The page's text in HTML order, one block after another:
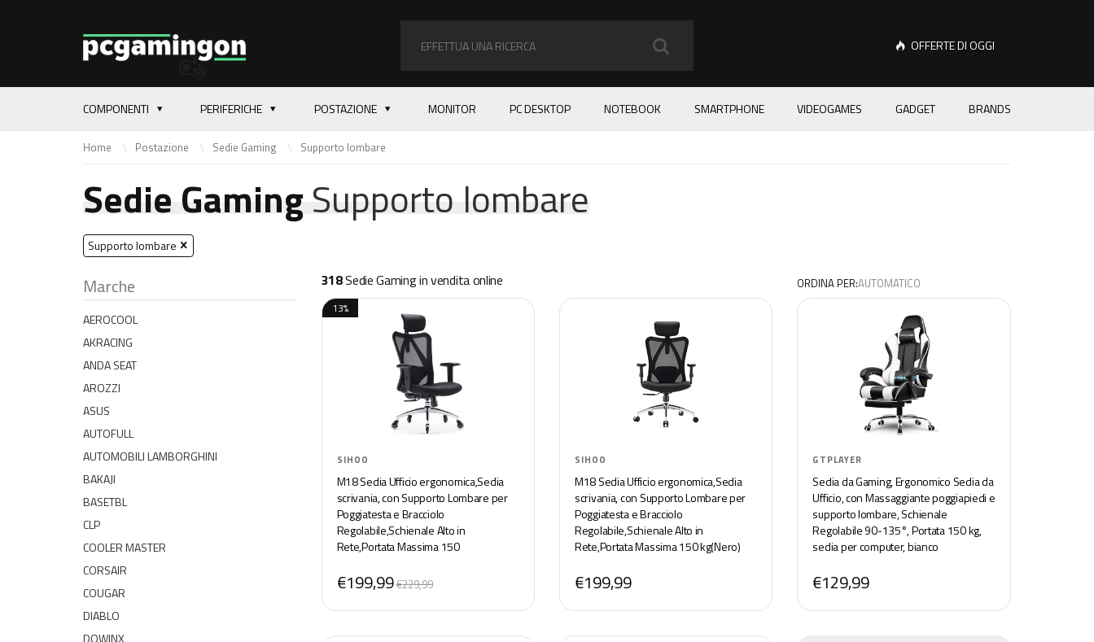
OFFERTE DI OGGI
COMPONENTI PERIFERICHE POSTAZIONE MONITOR PC DESKTOP NOTEBOOK SMARTPHONE VIDEOGAMES GADGET BRANDS
Home Postazione Sedie Gaming Supporto lombare
Sedie GamingSupporto lombare
Supporto lombare
Marche
AEROCOOL
AKRACING
ANDA SEAT
AROZZI
ASUS
AUTOFULL
AUTOMOBILI LAMBORGHINI
BAKAJI
BASETBL
CLP
COOLER MASTER
CORSAIR
COUGAR
DIABLO
DOWINX
318Sedie Gaming in vendita online ORDINA PER:
SIHOO
M18 Sedia Ufficio ergonomica,Sedia
scrivania, con Supporto Lombare per
Poggiatesta e Bracciolo
Regolabile,Schienale Alto in
Rete,Portata Massima 150
€199,99€229,99
13%
SIHOO
M18 Sedia Ufficio ergonomica,Sedia
scrivania, con Supporto Lombare per
Poggiatesta e Bracciolo
Regolabile,Schienale Alto in
Rete,Portata Massima 150 kg(Nero)
€199,99
GTPLAYER
Sedia da Gaming, Ergonomico Sedia da
Ufficio, con Massaggiante poggiapiedi e
supporto lombare, Schienale
Regolabile 90-135°, Portata 150 kg,
sedia per computer, bianco
€129,99